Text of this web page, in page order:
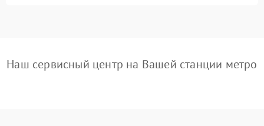
Наш сервисный центр на Вашей станции метро